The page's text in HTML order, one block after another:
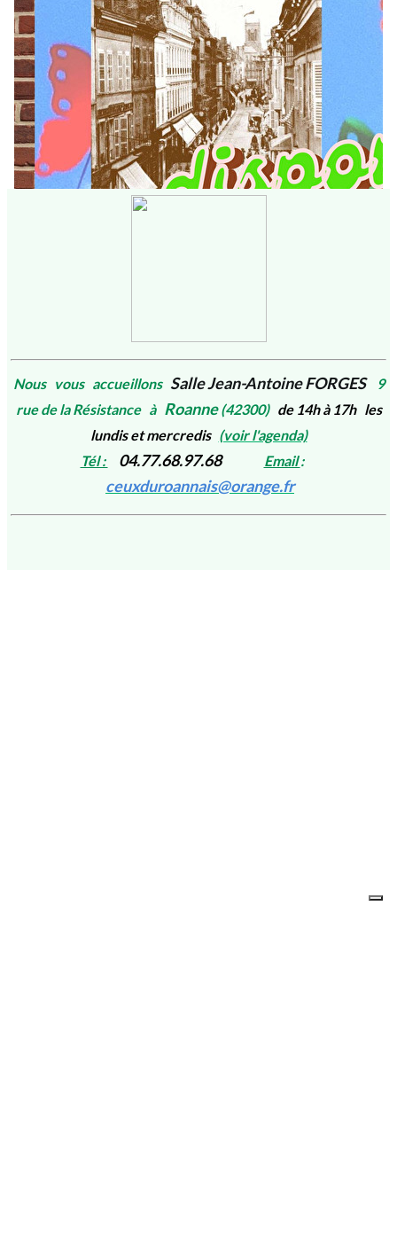
Nous vous accueillons Salle Jean-Antoine FORGES9
rue de la Résistance à Roanne(42300) de 14h à 17h les
lundis et mercredis (voir l'agenda)
Tél :
04.77.68.97.68 Email:
ceuxduroannais@orange.fr